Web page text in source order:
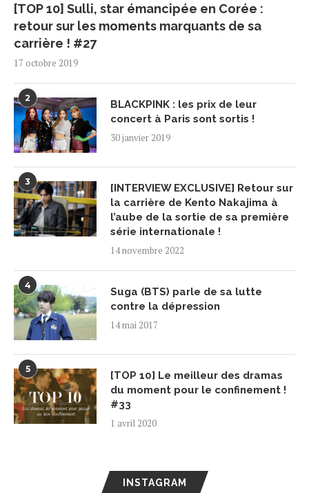
[TOP 10] Sulli, star émancipée en Corée :
retour sur les moments marquants de sa
carrière ! #27
17 octobre 2019
2
BLACKPINK : les prix de leur
concert à Paris sont sortis !
30 janvier 2019
3
[INTERVIEW EXCLUSIVE] Retour sur
la carrière de Kento Nakajima à
l’aube de la sortie de sa première
série internationale !
14 novembre 2022
4
Suga (BTS) parle de sa lutte
contre la dépression
14 mai 2017
5
[TOP 10] Le meilleur des dramas
du moment pour le confinement !
#33
1 avril 2020
INSTAGRAM